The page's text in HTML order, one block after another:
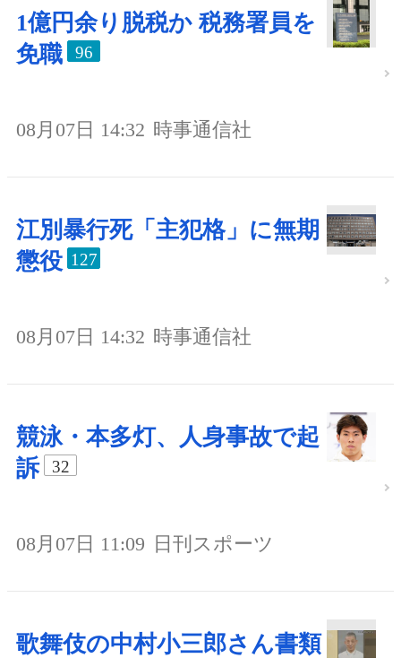
1億円余り脱税か 税務署員を
免職
96
08月07日 14:32 時事通信社
江別暴行死「主犯格」に無期
懲役 127
08月07日 14:32 時事通信社
競泳・本多灯、人身事故で起
訴
32
08月07日 11:09 日刊スポーツ
歌舞伎の中村小三郎さん書類